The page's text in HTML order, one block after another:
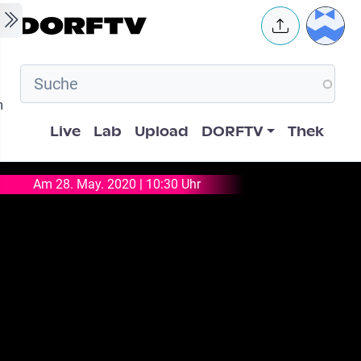
Skip to main content User
Hauptnavigation
Live Lab Upload DORFTV Thek
Am 28. May. 2020 | 10:30 Uhr